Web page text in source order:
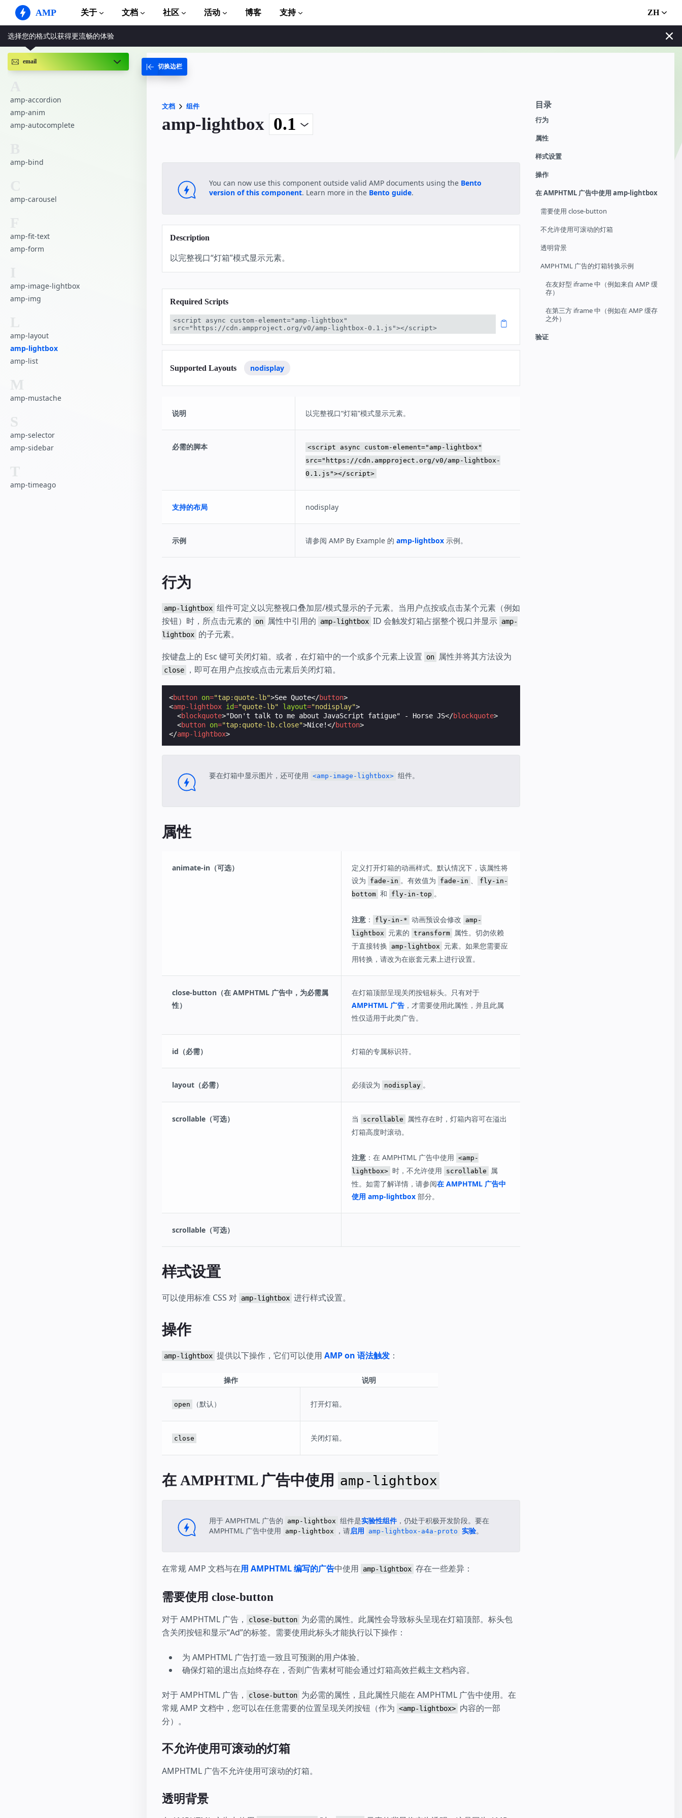
AMP 关于
打造完美网络体验
Web Stories
简单易懂，老少皆宜
网络上的超快广告
文档
指南和教程
AMP 使用入门
完整的 AMP 库
示例
Hands-on introduction to AMP
通过免费课程学习 AMP
可以立即使用
社区 活动 博客 支持 ZH
选择您的格式以获得更流畅的体验
email
amp-accordion
amp-anim
amp-autocomplete
amp-bind
amp-carousel
amp-fit-text
amp-form
amp-image-lightbox
amp-img
amp-layout
amp-lightbox
amp-list
M
amp-mustache
S
amp-selector
amp-sidebar
T
amp-timeago
目录
行为
属性
样式设置
操作
在 AMPHTML 广告中使用 amp-lightbox
需要使用 close-button
不允许使用可滚动的灯箱
透明背景
AMPHTML 广告的灯箱转换示例
在友好型 iframe 中（例如来自 AMP 缓
存）
在第三方 iframe 中（例如在 AMP 缓存
之外）
验证
切换边栏
文档 组件
amp-lightbox
You can now use this component outside valid AMP documents using the Bento
version of this component. Learn more in the Bento guide.
Description
以完整视口“灯箱”模式显示元素。
Required Scripts
<script async custom-element="amp-lightbox"
src="https://cdn.ampproject.org/v0/amp-lightbox-0.1.js"></script>
Supported Layouts nodisplay
说明 以完整视口“灯箱”模式显示元素。
必需的脚本
<script async custom-element="amp-lightbox"
src="https://cdn.ampproject.org/v0/amp-lightbox-
0.1.js"></script>
支持的布局 nodisplay
示例 请参阅 AMP By Example 的 amp-lightbox示例。
行为
amp-lightbox 组件可定义以完整视口叠加层/模式显示的子元素。当用户点按或点击某个元素（例如
按钮）时，所点击元素的
on 属性中引用的 amp-lightbox ID 会触发灯箱占据整个视口并显示 amp-
lightbox 的子元素。
按键盘上的 Esc 键可关闭灯箱。或者，在灯箱中的一个或多个元素上设置
on 属性并将其方法设为
close ，即可在用户点按或点击元素后关闭灯箱。
<button on="tap:quote-lb">See Quote</button>
<amp-lightbox id="quote-lb" layout="nodisplay">
<blockquote>"Don't talk to me about JavaScript fatigue" - Horse JS</blockquote>
<button on="tap:quote-lb.close">Nice!</button>
</amp-lightbox>
要在灯箱中显示图片，还可使用 <amp-image-lightbox> 组件。
属性
animate-in（可选）
定义打开灯箱的动画样式。默认情况下，该属性将
设为
fade-in 。有效值为 fade-in 、
fly-in-
bottom 和 fly-in-top 。
注意： fly-in-* 动画预设会修改
amp-
lightbox
元素的 transform
属性。切勿依赖
于直接转换
amp-lightbox
元素。如果您需要应
用转换，请改为在嵌套元素上进行设置。
close-button（在 AMPHTML 广告中，为必需属
性）
在灯箱顶部呈现关闭按钮标头。只有对于
AMPHTML 广告，才需要使用此属性，并且此属
性仅适用于此类广告。
id（必需） 灯箱的专属标识符。
layout（必需） 必须设为 nodisplay 。
scrollable（可选） 当 scrollable
属性存在时，灯箱内容可在溢出
灯箱高度时滚动。
注意：在 AMPHTML 广告中使用 <amp-
lightbox>
时，不允许使用 scrollable
属
性。如需了解详情，请参阅在 AMPHTML 广告中
使用 amp-lightbox部分。
scrollable（可选）
样式设置
可以使用标准 CSS 对 amp-lightbox 进行样式设置。
操作
amp-lightbox 提供以下操作，它们可以使用 AMP on 语法触发：
操作 说明
open （默认） 打开灯箱。
close 关闭灯箱。
在 AMPHTML 广告中使用 amp-lightbox
用于 AMPHTML 广告的 amp-lightbox 组件是实验性组件，仍处于积极开发阶段。要在
AMPHTML 广告中使用
amp-lightbox ，请启用 amp-lightbox-a4a-proto 实验。
在常规 AMP 文档与在用 AMPHTML 编写的广告中使用 amp-lightbox 存在一些差异：
需要使用 close-button
对于 AMPHTML 广告， close-button 为必需的属性。此属性会导致标头呈现在灯箱顶部。标头包
含关闭按钮和显示“Ad”的标签。需要使用此标头才能执行以下操作：
为 AMPHTML 广告打造一致且可预测的用户体验。
确保灯箱的退出点始终存在，否则广告素材可能会通过灯箱高效拦截主文档内容。
对于 AMPHTML 广告， close-button 为必需的属性，且此属性只能在 AMPHTML 广告中使用。在
常规 AMP 文档中，您可以在任意需要的位置呈现关闭按钮（作为 <amp-lightbox> 内容的一部
分）。
不允许使用可滚动的灯箱
AMPHTML 广告不允许使用可滚动的灯箱。
透明背景